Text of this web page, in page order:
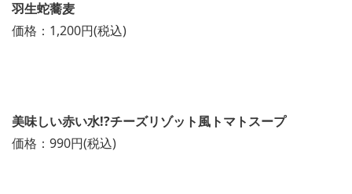
羽生蛇蕎麦
価格：1,200円(税込)
美味しい赤い水!?チーズリゾット風トマトスープ
価格：990円(税込)